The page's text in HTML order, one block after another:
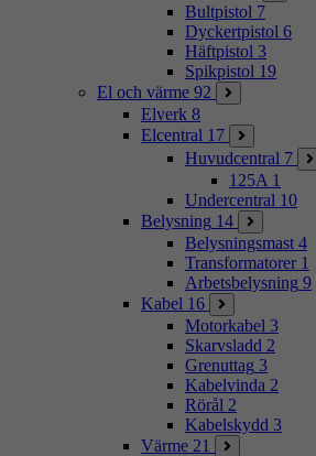
Bultpistol 7
Dyckertpistol 6
Häftpistol 3
Spikpistol 19
El och värme 92
Elverk 8
Elcentral 17
Huvudcentral 7
125A 1
Undercentral 10
Belysning 14
Belysningsmast 4
Transformatorer 1
Arbetsbelysning 9
Kabel 16
Motorkabel 3
Skarvsladd 2
Grenuttag 3
Kabelvinda 2
Rörål 2
Kabelskydd 3
Värme 21